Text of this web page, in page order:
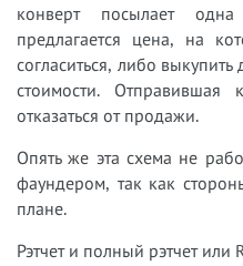
конверт посылает
предлагается цена, на
согласиться, либо
стоимости. Отправившая
отказаться от продажи.
Опять же эта схема не
фаундером, так как
плане.
Рэтчет и полный рэтчет